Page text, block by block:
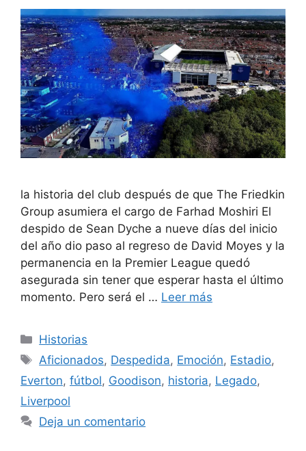
la historia del club después de que The Friedkin
Group asumiera el cargo de Farhad Moshiri El
despido de Sean Dyche a nueve días del inicio
del año dio paso al regreso de David Moyes y la
permanencia en la Premier League quedó
asegurada sin tener que esperar hasta el último
momento. Pero será el … Leer más
Categorías
Historias
Etiquetas
Aficionados, Despedida, Emoción, Estadio,
Everton, fútbol, Goodison, historia, Legado,
Liverpool
Deja un comentario